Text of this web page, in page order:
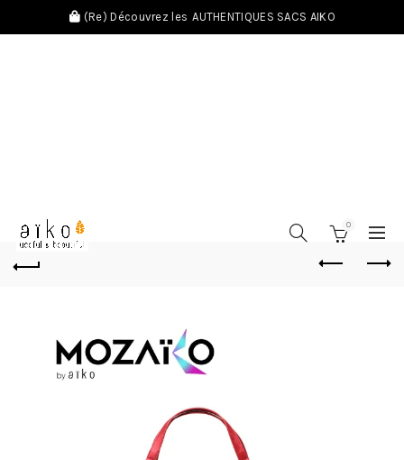
(Re) Découvrez les AUTHENTIQUES SACS AIKO
0